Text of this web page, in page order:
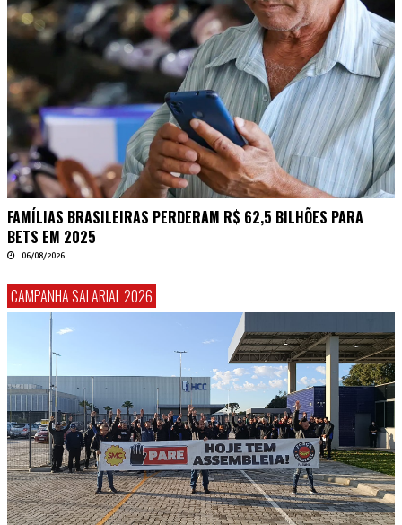
FAMÍLIAS BRASILEIRAS PERDERAM R$ 62,5 BILHÕES PARA
BETS EM 2025
06/08/2026
CAMPANHA SALARIAL 2026